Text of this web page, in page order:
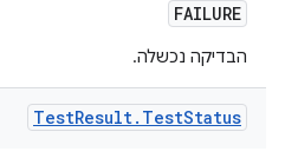
FAILURE
הבדיקה נכשלה.
TestResult. TestStatus